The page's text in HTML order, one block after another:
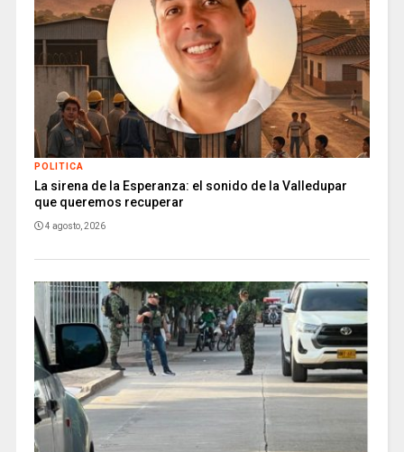
POLITICA
La sirena de la Esperanza: el sonido de la Valledupar
que queremos recuperar
4 agosto, 2026